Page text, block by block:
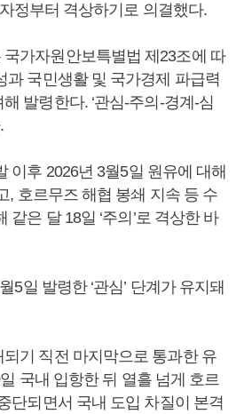
정부터 격상하기로 의결했다.
가자원안보특별법 제23조에 따
과 국민생활 및 국가경제 파급력
발령한다. ‘관심-주의-경계-심
이후 2026년 3월5일 원유에 대해
, 호르무즈 해협 봉쇄 지속 등 수
같은 달 18일 ‘주의’로 격상한 바
5일 발령한 ‘관심’ 단계가 유지돼
기 직전 마지막으로 통과한 유
국내 입항한 뒤 열흘 넘게 호르
단되면서 국내 도입 차질이 본격